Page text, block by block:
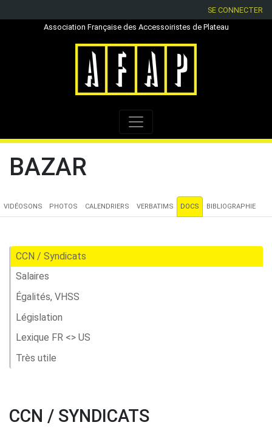
SE CONNECTER
Association Française des Accessoiristes de Plateau
BAZAR
VIDÉOSONS PHOTOS CALENDRIERS VERBATIMS DOCS BIBLIOGRAPHIE
CCN / Syndicats
Salaires
Égalités, VHSS
Législation
Lexique FR <> US
Très utile
CCN / SYNDICATS